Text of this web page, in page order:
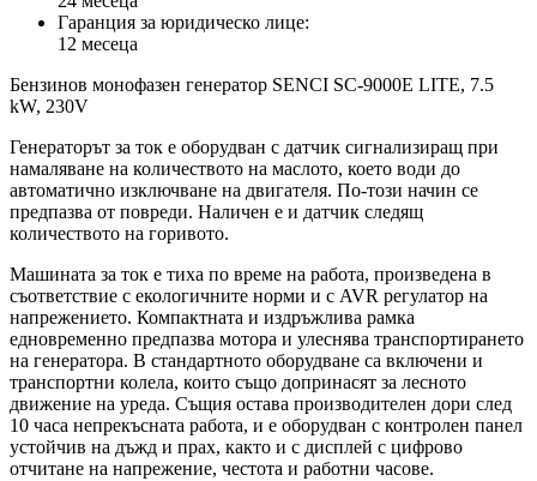
Гаранция за юридическо лице:
12 месеца
Бензинов монофазен генератор SENCI SC-9000E LITE, 7.5
kW, 230V
Генераторът за ток е оборудван с датчик сигнализиращ при
намаляване на количеството на маслото, което води до
автоматично изключване на двигателя. По-този начин се
предпазва от повреди. Наличен е и датчик следящ
количеството на горивото.
Машината за ток е тиха по време на работа, произведена в
съответствие с екологичните норми и с AVR регулатор на
напрежението. Компактната и издръжлива рамка
едновременно предпазва мотора и улеснява транспортирането
на генератора. В стандартното оборудване са включени и
транспортни колела, които също допринасят за лесното
движение на уреда. Същия остава производителен дори след
10 часа непрекъсната работа, и е оборудван с контролен панел
устойчив на дъжд и прах, както и с дисплей с цифрово
отчитане на напрежение, честота и работни часове.